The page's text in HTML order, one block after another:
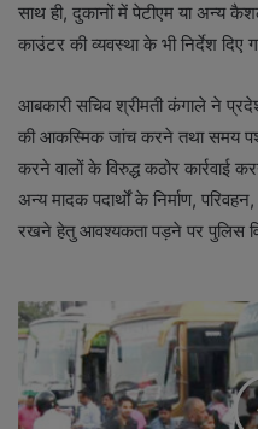
साथ ही, दुकानों में पेटीएम या अन्य
काउंटर की व्यवस्था के भी निर्देश दिए
आबकारी सचिव श्रीमती कंगाले ने
की आकस्मिक जांच करने तथा समय
करने वालों के विरुद्ध कठोर कार्रवाई
अन्य मादक पदार्थों के निर्माण,
रखने हेतु आवश्यकता पड़ने पर पुलिस